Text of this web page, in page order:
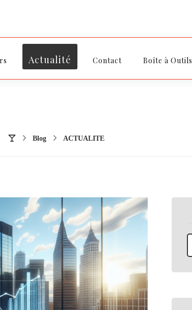
Actualité Contact Boîte à Outils
Blog ACTUALITE